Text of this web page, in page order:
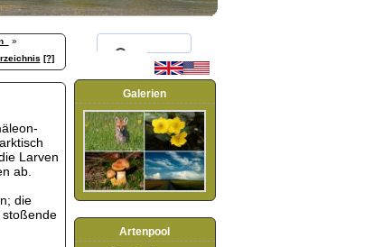
»
[?]
Larven
ab.
die
Galerien
Artenpool